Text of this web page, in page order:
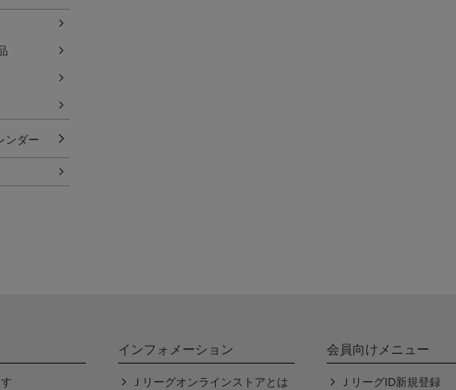
ンダー
インフォメーション
Ｊリーグオンラインストアとは
会員向けメニュー
ＪリーグID新規登録